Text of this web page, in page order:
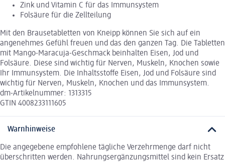
Zink und Vitamin C für das Immunsystem
Folsäure für die Zellteilung
Mit den Brausetabletten von Kneipp können Sie sich auf ein
angenehmes Gefühl freuen und das den ganzen Tag. Die Tabletten
mit Mango-Maracuja-Geschmack beinhalten Eisen, Jod und
Folsäure. Diese sind wichtig für Nerven, Muskeln, Knochen sowie
Ihr Immunsystem. Die Inhaltsstoffe Eisen, Jod und Folsäure sind
wichtig für Nerven, Muskeln, Knochen und das Immunsystem.
dm-Artikelnummer: 1313315
GTIN 4008233111605
Warnhinweise
Die angegebene empfohlene tägliche Verzehrmenge darf nicht
überschritten werden. Nahrungsergänzungsmittel sind kein Ersatz